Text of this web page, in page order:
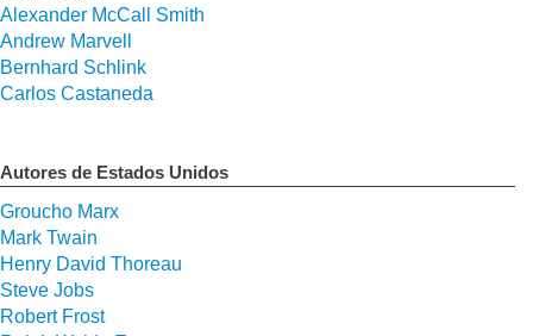
Alexander McCall Smith
Andrew Marvell
Bernhard Schlink
Carlos Castaneda
Autores de Estados Unidos
Groucho Marx
Mark Twain
Henry David Thoreau
Steve Jobs
Robert Frost